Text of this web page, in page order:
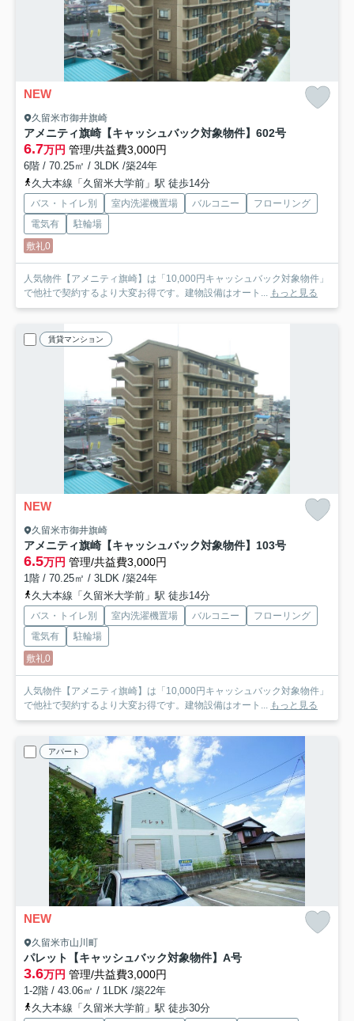
NEW
久留米市御井旗崎
アメニティ旗崎【キャッシュバック対象物件】 602号
6.7万円 管理/共益費3,000円
6階 / 70.25㎡ / 3LDK /築24年
久大本線「久留米大学前」駅 徒歩14分
バス・トイレ別 室内洗濯機置場 バルコニー
フローリング
電気有
駐輪場
敷礼0
人気物件【アメニティ旗崎】は「10,000円キャッシュバック対象物件」
で他社で契約するより大変お得です。建物設備はオート... もっと見る
賃貸マンション
NEW
久留米市御井旗崎
アメニティ旗崎【キャッシュバック対象物件】 103号
6.5万円 管理/共益費3,000円
1階 / 70.25㎡ / 3LDK /築24年
久大本線「久留米大学前」駅 徒歩14分
バス・トイレ別 室内洗濯機置場 バルコニー
フローリング
電気有
駐輪場
敷礼0
人気物件【アメニティ旗崎】は「10,000円キャッシュバック対象物件」
で他社で契約するより大変お得です。建物設備はオート... もっと見る
アパート
NEW
久留米市山川町
パレット【キャッシュバック対象物件】 A号
3.6万円 管理/共益費3,000円
1-2階 / 43.06㎡ / 1LDK /築22年
久大本線「久留米大学前」駅 徒歩30分